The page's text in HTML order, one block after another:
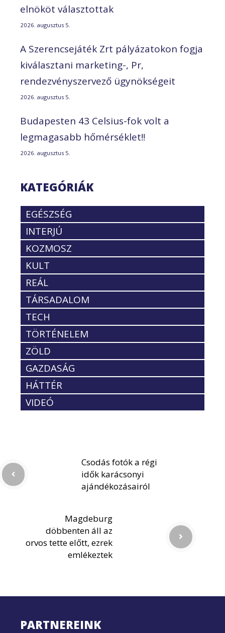
elnököt választottak
2026. augusztus 5.
A Szerencsejáték Zrt pályázatokon fogja
kiválasztani marketing-, Pr,
rendezvényszervező ügynökségeit
2026. augusztus 5.
Budapesten 43 Celsius-fok volt a
legmagasabb hőmérséklet!!
2026. augusztus 5.
KATEGÓRIÁK
EGÉSZSÉG
INTERJÚ
KOZMOSZ
KULT
REÁL
TÁRSADALOM
TECH
TÖRTÉNELEM
ZÖLD
GAZDASÁG
HÁTTÉR
VIDEÓ
Csodás fotók a régi
idők karácsonyi
ajándékozásairól
Magdeburg
döbbenten áll az
orvos tette előtt, ezrek
emlékeztek
PARTNEREINK